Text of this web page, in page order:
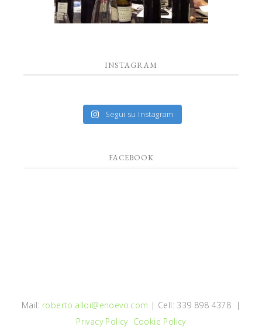
INSTAGRAM
Segui su Instagram
FACEBOOK
Mail: roberto.alloi@enoevo.com | Cell: 339 898 4378 |
Privacy Policy Cookie Policy